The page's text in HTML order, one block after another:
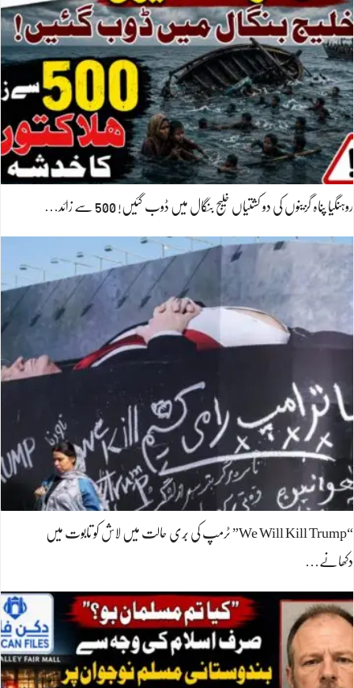
روہنگیا پناہ گزینوں کی دو کشتیاں خلیج بنگال میں ڈوب گئیں! 500 سے زائد…
“We Will Kill Trump” ٹرمپ کی بُری حالت میں لاش کو تابوت میں
دکھانے…